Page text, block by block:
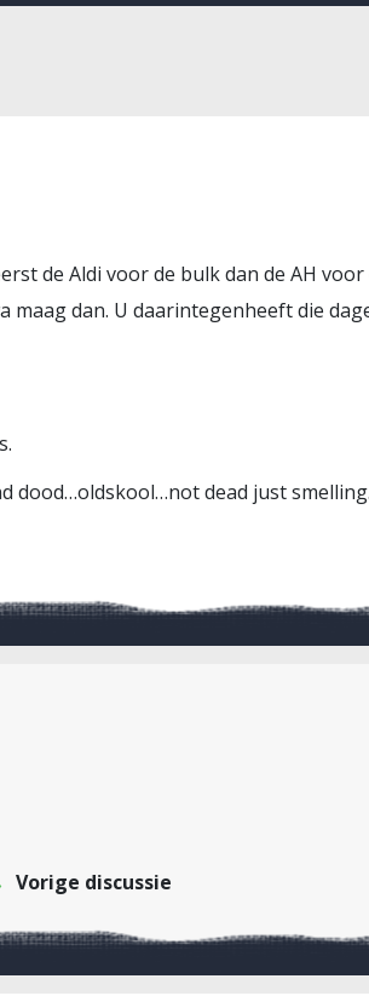
de Aldi voor de bulk dan de AH
dan. U daarintegenheeft die
dood…oldskool…not dead just smelling.
Vorige discussie